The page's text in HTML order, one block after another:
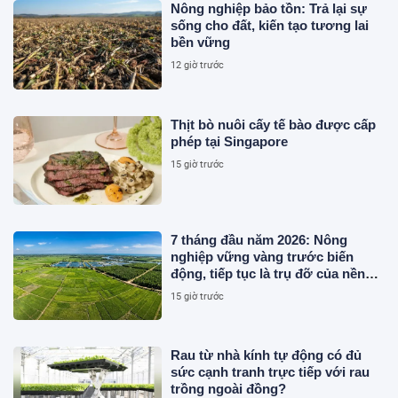
Nông nghiệp bảo tồn: Trả lại sự
sống cho đất, kiến tạo tương lai
bền vững
12 giờ trước
Thịt bò nuôi cấy tế bào được cấp
phép tại Singapore
15 giờ trước
7 tháng đầu năm 2026: Nông
nghiệp vững vàng trước biến
động, tiếp tục là trụ đỡ của nền
kinh tế
15 giờ trước
Rau từ nhà kính tự động có đủ
sức cạnh tranh trực tiếp với rau
trồng ngoài đồng?